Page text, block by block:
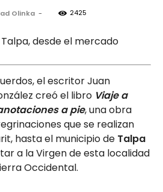
Olinka - 2425
el escritor Juan
creó el libro Viaje a
a pie, una obra
que se realizan
hasta el municipio de Talpa
a la Virgen de esta localidad
Occidental.